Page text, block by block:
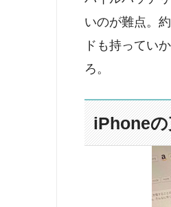
いのが難点。
ドも持ってい
ろ。
iPhone